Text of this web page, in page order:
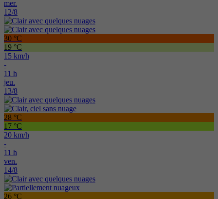
mer.
12/8
30 °C
19 °C
15 km/h
-
11 h
jeu.
13/8
28 °C
17 °C
20 km/h
-
11 h
ven.
14/8
26 °C